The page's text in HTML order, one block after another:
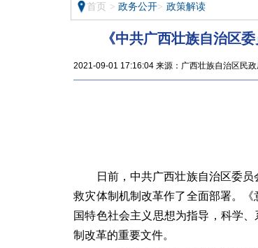
首页 > 政务公开> 政策解读
《中共广西壮族自治区
2021-09-01 17:16:04 来源：广西壮族自治区民
日前，中共广西壮族自治区委员
救灾体制机制改革作了全面部署。
国特色社会主义思想为指导，科学
制改革的重要文件。